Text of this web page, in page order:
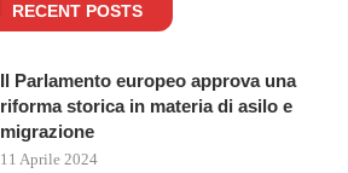
RECENT POSTS
Il Parlamento europeo approva una
riforma storica in materia di asilo e
migrazione
11 Aprile 2024